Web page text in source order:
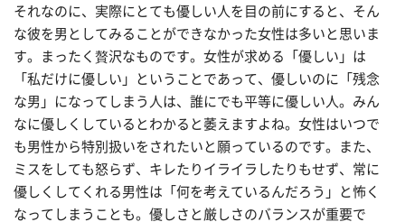
それなのに、実際にとても優しい人を目の前にすると、そん
な彼を男としてみることができなかった女性は多いと思いま
す。まったく贅沢なものです。女性が求める「優しい」は
「私だけに優しい」ということであって、優しいのに「残念
な男」になってしまう人は、誰にでも平等に優しい人。みん
なに優しくしているとわかると萎えますよね。女性はいつで
も男性から特別扱いをされたいと願っているのです。また、
ミスをしても怒らず、キレたりイライラしたりもせず、常に
優しくしてくれる男性は「何を考えているんだろう」と怖く
なってしまうことも。優しさと厳しさのバランスが重要で